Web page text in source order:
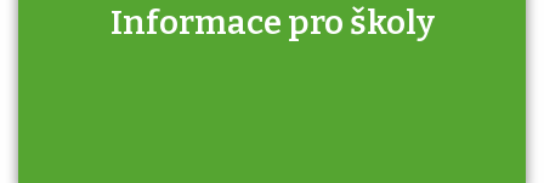
Informace pro školy
Zjistěte, jak se přihlásit ke zkoušce a kde